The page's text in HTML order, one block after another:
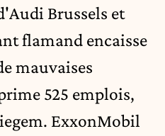
Brussels et
flamand encaisse
mauvaises
525 emplois,
ExxonMobil